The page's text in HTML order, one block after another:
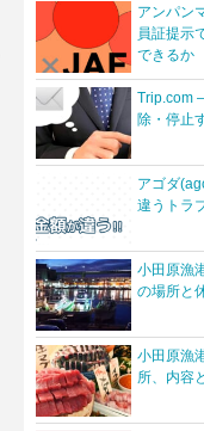
アンパン
員証提示
できるか
Trip.com
除・停止
アゴダ
違うトラ
小田原漁
の場所と
小田原漁
所、内容